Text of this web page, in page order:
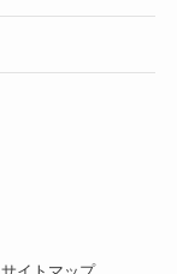
サイトマップ